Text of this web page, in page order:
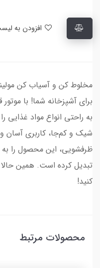
برای آشپزخانه شما! با
به راحتی انواع مواد
شیک و کم‌جا، کاربری
ظرفشویی، این محصول را به
تبدیل کرده است. همین حالا
کنید!
محصولات مرتبط